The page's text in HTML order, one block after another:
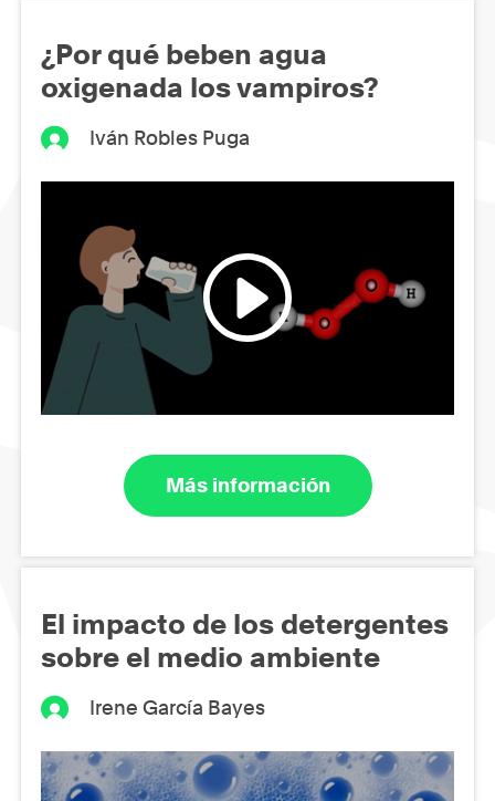
¿Por qué beben agua
oxigenada los vampiros?
Iván Robles Puga
Más información
El impacto de los detergentes
sobre el medio ambiente
Irene García Bayes